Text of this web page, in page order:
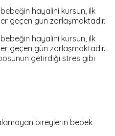
hayalini kursun, ilk
geçen gün zorlaşmaktadır.
hayalini kursun, ilk
geçen gün zorlaşmaktadır.
getirdiği stres gibi
bireylerin bebek